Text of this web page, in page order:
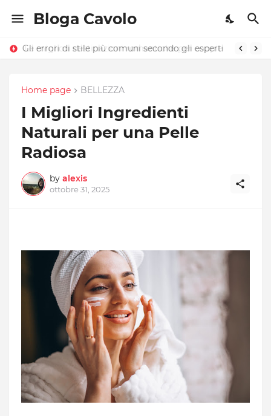
Bloga Cavolo
Le migliori destinazioni romantiche per coppie
Gli errori di stile più comuni secondo gli esperti
Home page BELLEZZA
I Migliori Ingredienti
Naturali per una Pelle
Radiosa
by alexis
ottobre 31, 2025